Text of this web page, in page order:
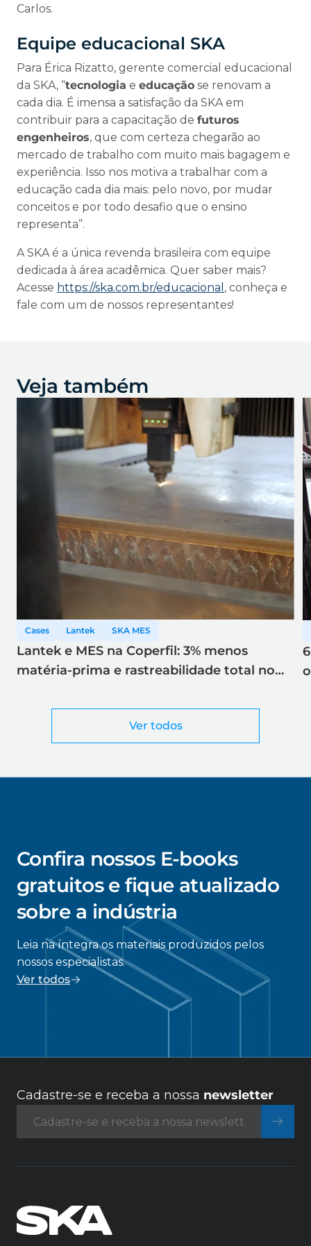
Carlos.
Equipe educacional SKA
Para Érica Rizatto, gerente comercial educacional
da SKA, “tecnologia e educação se renovam a
cada dia. É imensa a satisfação da SKA em
contribuir para a capacitação de futuros
engenheiros, que com certeza chegarão ao
mercado de trabalho com muito mais bagagem e
experiência. Isso nos motiva a trabalhar com a
educação cada dia mais: pelo novo, por mudar
conceitos e por todo desafio que o ensino
representa”.
A SKA é a única revenda brasileira com equipe
dedicada à área acadêmica. Quer saber mais?
Acesse https://ska.com.br/educacional , conheça e
fale com um de nossos representantes!
Veja também
Ver todos
Cases Lantek SKA MES
Lantek e MES na Coperfil: 3% menos
matéria-prima e rastreabilidade total no
Confira nossos E-books
gratuitos e fique atualizado
sobre a indústria
Leia na íntegra os materiais produzidos pelos
nossos especialistas.
Ver todos
Cadastre-se e receba a nossa newsletter